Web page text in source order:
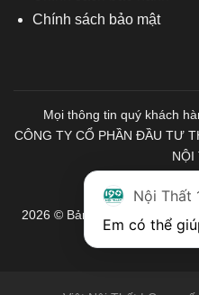
Chính sách bảo mật
Mọi thông tin quý khách
CÔNG TY CỔ PHẦN ĐẦU TƯ
NỘI
2026 © Bản quyền thuộc về
Nội Thất